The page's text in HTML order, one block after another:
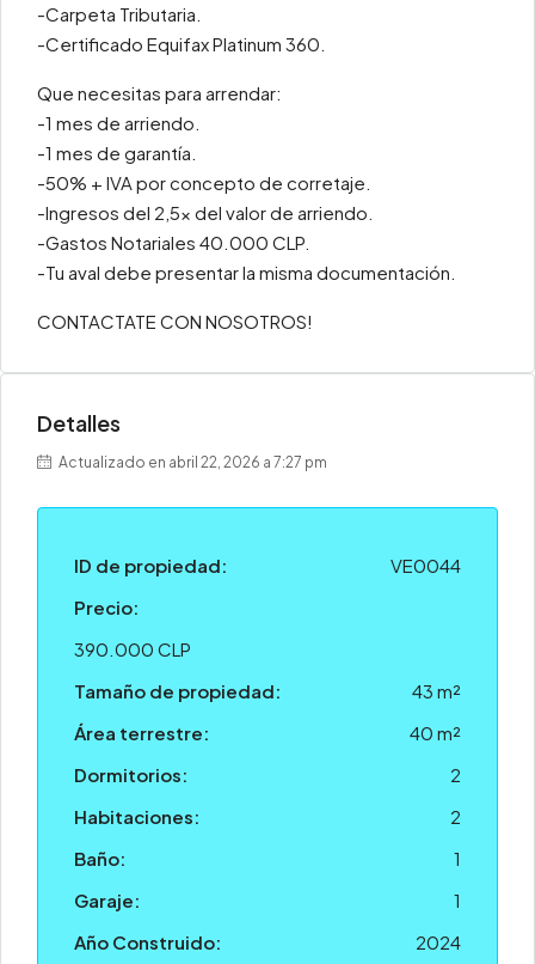
-Carpeta Tributaria.
-Certificado Equifax Platinum 360.
Que necesitas para arrendar:
-1 mes de arriendo.
-1 mes de garantía.
-50% + IVA por concepto de corretaje.
-Ingresos del 2,5x del valor de arriendo.
-Gastos Notariales 40.000 CLP.
-Tu aval debe presentar la misma documentación.
CONTACTATE CON NOSOTROS!
Detalles
Actualizado en abril 22, 2026 a 7:27 pm
ID de propiedad:
VE0044
Precio:
390.000 CLP
Tamaño de propiedad:
43 m²
Área terrestre:
40 m²
Dormitorios:
2
Habitaciones:
2
Baño:
1
Garaje:
1
Año Construido:
2024